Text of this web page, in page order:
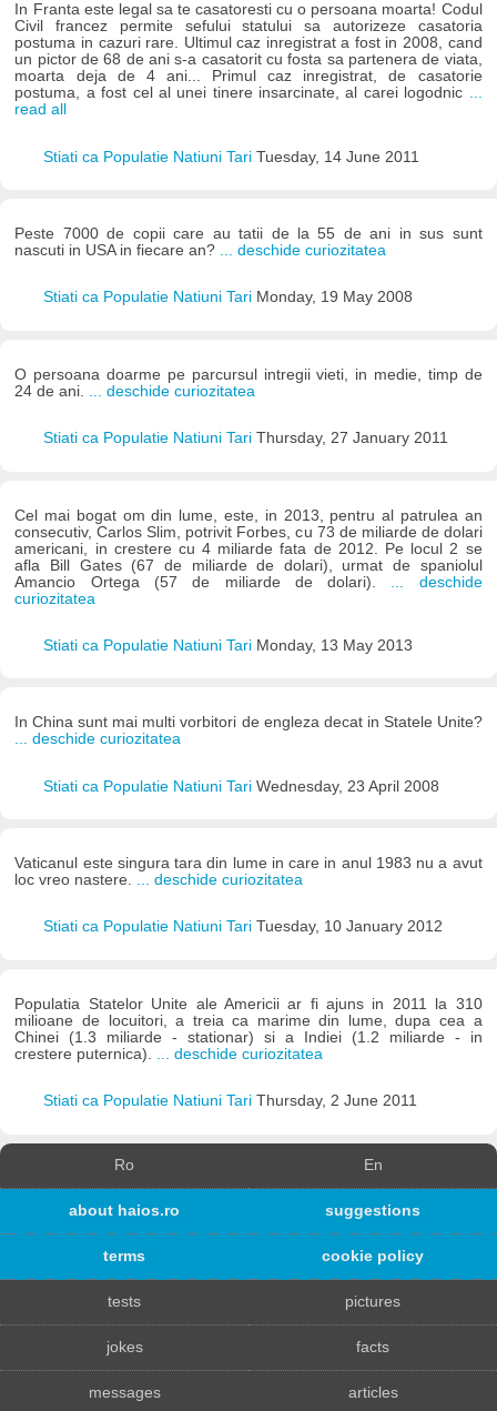
In Franta este legal sa te casatoresti cu o persoana moarta! Codul
Civil francez permite sefului statului sa autorizeze casatoria
postuma in cazuri rare. Ultimul caz inregistrat a fost in 2008, cand
un pictor de 68 de ani s-a casatorit cu fosta sa partenera de viata,
moarta deja de 4 ani... Primul caz inregistrat, de casatorie
postuma, a fost cel al unei tinere insarcinate, al carei logodnic ...
read all
Stiati ca Populatie Natiuni Tari Tuesday, 14 June 2011
Peste 7000 de copii care au tatii de la 55 de ani in sus sunt
nascuti in USA in fiecare an? ... deschide curiozitatea
Stiati ca Populatie Natiuni Tari Monday, 19 May 2008
O persoana doarme pe parcursul intregii vieti, in medie, timp de
24 de ani.
... deschide curiozitatea
Stiati ca Populatie Natiuni Tari Thursday, 27 January 2011
Cel mai bogat om din lume, este, in 2013, pentru al patrulea an
consecutiv, Carlos Slim, potrivit Forbes, cu 73 de miliarde de dolari
americani, in crestere cu 4 miliarde fata de 2012. Pe locul 2 se
afla Bill Gates (67 de miliarde de dolari), urmat de spaniolul
Amancio Ortega (57 de miliarde de dolari).
... deschide
curiozitatea
Stiati ca Populatie Natiuni Tari Monday, 13 May 2013
In China sunt mai multi vorbitori de engleza decat in Statele Unite?
... deschide curiozitatea
Stiati ca Populatie Natiuni Tari Wednesday, 23 April 2008
Vaticanul este singura tara din lume in care in anul 1983 nu a avut
loc vreo nastere. ... deschide curiozitatea
Stiati ca Populatie Natiuni Tari Tuesday, 10 January 2012
Populatia Statelor Unite ale Americii ar fi ajuns in 2011 la 310
milioane de locuitori, a treia ca marime din lume, dupa cea a
Chinei (1.3 miliarde - stationar) si a Indiei (1.2 miliarde - in
crestere puternica).
... deschide curiozitatea
Stiati ca Populatie Natiuni Tari Thursday, 2 June 2011
Ro En
about haios.ro suggestions
terms cookie policy
tests pictures
jokes facts
messages articles